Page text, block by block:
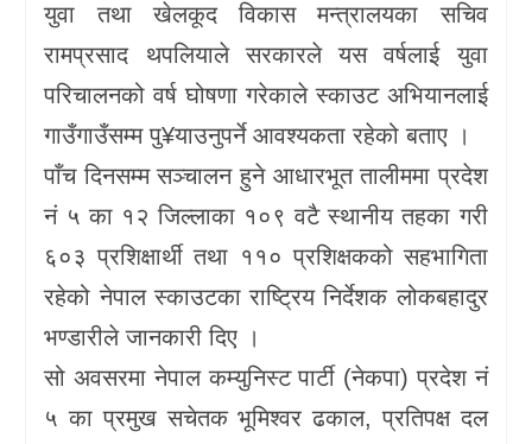
युवा तथा खेलकूद विकास मन्त्रालयका सचिव
रामप्रसाद थपलियाले सरकारले यस वर्षलाई युवा
परिचालनको वर्ष घोषणा गरेकाले स्काउट अभियानलाई
गाउँगाउँसम्म पु¥याउनुपर्ने आवश्यकता रहेको बताए ।
पाँच दिनसम्म सञ्चालन हुने आधारभूत तालीममा प्रदेश
नं ५ का १२ जिल्लाका १०९ वटै स्थानीय तहका गरी
६०३ प्रशिक्षार्थी तथा ११० प्रशिक्षकको सहभागिता
रहेको नेपाल स्काउटका राष्ट्रिय निर्देशक लोकबहादुर
भण्डारीले जानकारी दिए ।
सो अवसरमा नेपाल कम्युनिस्ट पार्टी (नेकपा) प्रदेश नं
५ का प्रमुख सचेतक भूमिश्वर ढकाल, प्रतिपक्ष दल